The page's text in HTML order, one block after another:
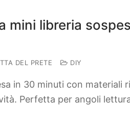
mini libreria
DEL PRETE DIY
in 30 minuti con materiali
Perfetta per angoli